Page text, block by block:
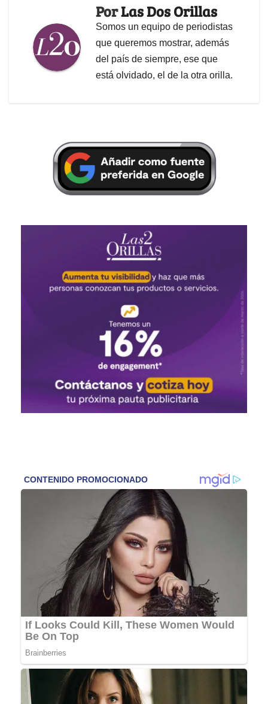
PorLas Dos Orillas
Somos un equipo de periodistas
que queremos mostrar, además
del país de siempre, ese que
está olvidado, el de la otra orilla.